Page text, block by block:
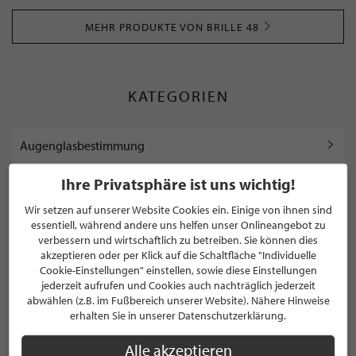
MEHR PRODUKTE VON BRILLE 48
KATEGORIEN
Augenglasbestimmung
Brillenglas-Bestimmung
Sehberatung
Augenprüfung
WEITERE KATEGORIEN ANZEIGEN
Ihre Privatsphäre ist uns wichtig!
Wir setzen auf unserer Website Cookies ein. Einige von ihnen sind
essentiell, während andere uns helfen unser Onlineangebot zu
verbessern und wirtschaftlich zu betreiben. Sie können dies
akzeptieren oder per Klick auf die Schaltfläche "Individuelle
Cookie-Einstellungen" einstellen, sowie diese Einstellungen
jederzeit aufrufen und Cookies auch nachträglich jederzeit
abwählen (z.B. im Fußbereich unserer Website). Nähere Hinweise
erhalten Sie in unserer Datenschutzerklärung.
Alle akzeptieren